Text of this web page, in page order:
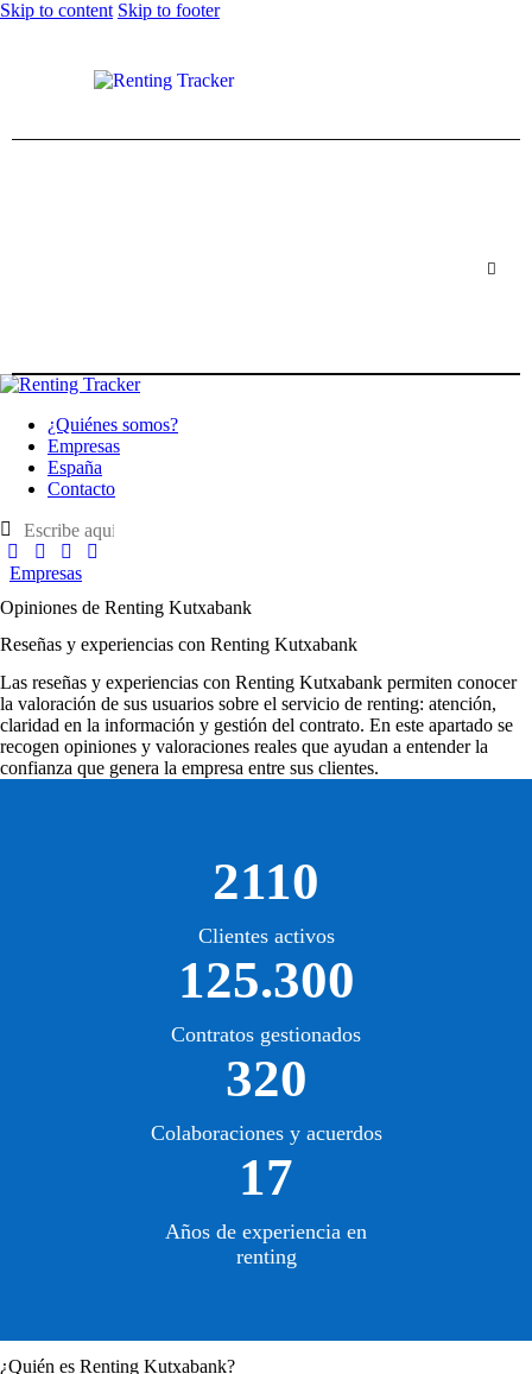
Skip to content Skip to footer
¿Quiénes somos?
Empresas
España
Contacto
Empresas
Opiniones de Renting Kutxabank
Reseñas y experiencias con Renting Kutxabank
Las reseñas y experiencias con Renting Kutxabank permiten conocer
la valoración de sus usuarios sobre el servicio de renting: atención,
claridad en la información y gestión del contrato. En este apartado se
recogen opiniones y valoraciones reales que ayudan a entender la
confianza que genera la empresa entre sus clientes.
2110
Clientes activos
125.300
Contratos gestionados
320
Colaboraciones y acuerdos
17
Años de experiencia en
renting
¿Quién es Renting Kutxabank?